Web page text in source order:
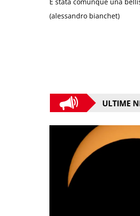
(alessandro bianchet)
ULTIME